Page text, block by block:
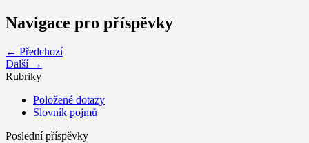
Navigace pro příspěvky
← Předchozí
Další →
Rubriky
Položené dotazy
Slovník pojmů
Poslední příspěvky